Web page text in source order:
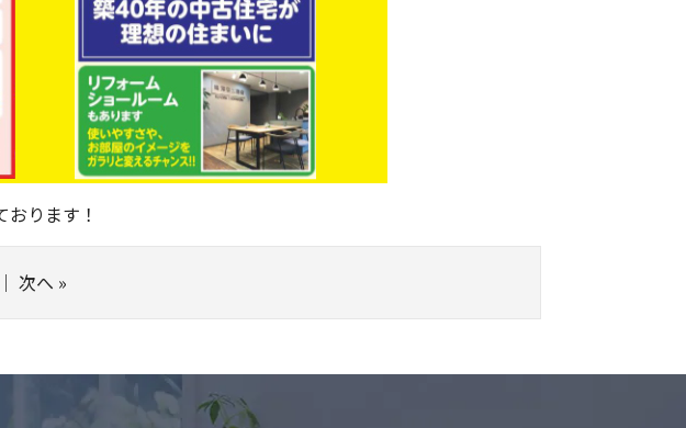
ります！
｜ 次へ »